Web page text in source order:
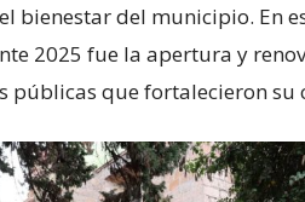
bienestar del municipio. En
2025 fue la apertura y
públicas que fortalecieron